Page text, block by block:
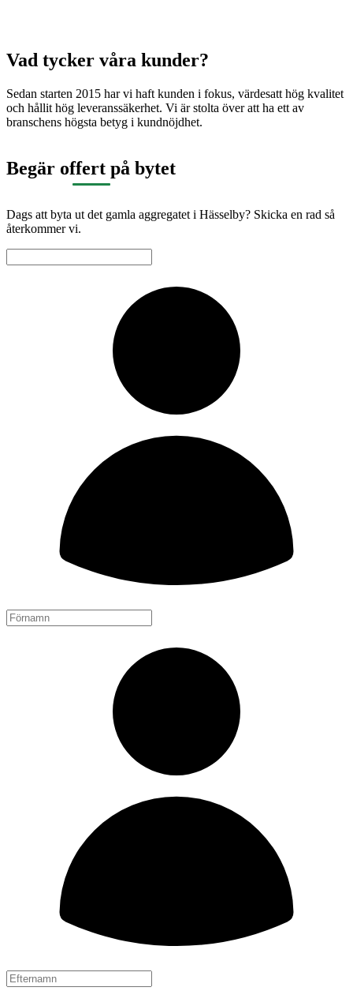
Vad tycker våra kunder?
Sedan starten 2015 har vi haft kunden i fokus, värdesatt hög kvalitet
och hållit hög leveranssäkerhet. Vi är stolta över att ha ett av
branschens högsta betyg i kundnöjdhet.
Begär offert på bytet
Dags att byta ut det gamla aggregatet i Hässelby? Skicka en rad så
återkommer vi.